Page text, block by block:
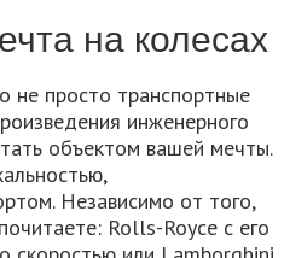
на колесах
не просто транспортные
инженерного
объектом вашей мечты.
Независимо от того,
Rolls-Royce с его